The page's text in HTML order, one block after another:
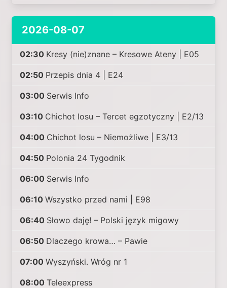
2026-08-07
02:30 Kresy (nie)znane – Kresowe Ateny | E05
02:50 Przepis dnia 4 | E24
03:00 Serwis Info
03:10 Chichot losu – Tercet egzotyczny | E2/13
04:00 Chichot losu – Niemożliwe | E3/13
04:50 Polonia 24 Tygodnik
06:00 Serwis Info
06:10 Wszystko przed nami | E98
06:40 Słowo daję! – Polski język migowy
06:50 Dlaczego krowa… – Pawie
07:00 Wyszyński. Wróg nr 1
08:00 Teleexpress